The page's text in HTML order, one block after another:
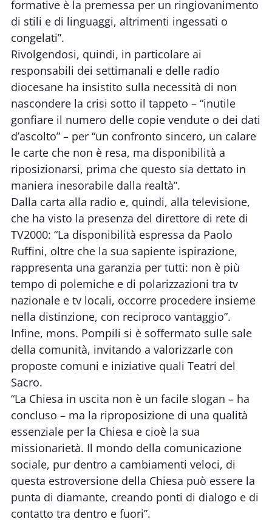
formative è la premessa per un ringiovanimento
di stili e di linguaggi, altrimenti ingessati o
congelati”.
Rivolgendosi, quindi, in particolare ai
responsabili dei settimanali e delle radio
diocesane ha insistito sulla necessità di non
nascondere la crisi sotto il tappeto – “inutile
gonfiare il numero delle copie vendute o dei dati
d’ascolto” – per “un confronto sincero, un calare
le carte che non è resa, ma disponibilità a
riposizionarsi, prima che questo sia dettato in
maniera inesorabile dalla realtà”.
Dalla carta alla radio e, quindi, alla televisione,
che ha visto la presenza del direttore di rete di
TV2000: “La disponibilità espressa da Paolo
Ruffini, oltre che la sua sapiente ispirazione,
rappresenta una garanzia per tutti: non è più
tempo di polemiche e di polarizzazioni tra tv
nazionale e tv locali, occorre procedere insieme
nella distinzione, con reciproco vantaggio”.
Infine, mons. Pompili si è soffermato sulle sale
della comunità, invitando a valorizzarle con
proposte comuni e iniziative quali Teatri del
Sacro.
“La Chiesa in uscita non è un facile slogan – ha
concluso – ma la riproposizione di una qualità
essenziale per la Chiesa e cioè la sua
missionarietà. Il mondo della comunicazione
sociale, pur dentro a cambiamenti veloci, di
questa estroversione della Chiesa può essere la
punta di diamante, creando ponti di dialogo e di
contatto tra dentro e fuori”.